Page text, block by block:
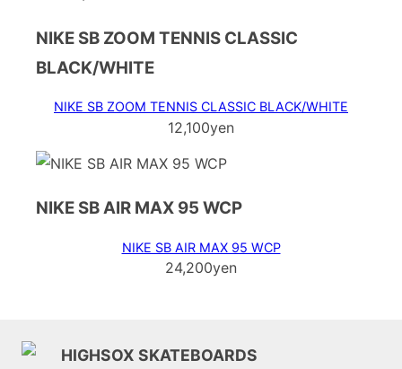
NIKE SB ZOOM TENNIS CLASSIC
BLACK/WHITE
NIKE SB ZOOM TENNIS CLASSIC BLACK/WHITE
12,100yen
NIKE SB AIR MAX 95 WCP
NIKE SB AIR MAX 95 WCP
24,200yen
HIGHSOX SKATEBOARDS